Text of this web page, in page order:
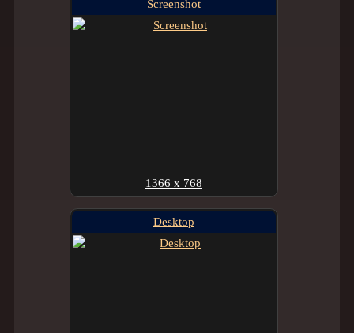
Screenshot
1366 x 768
Desktop